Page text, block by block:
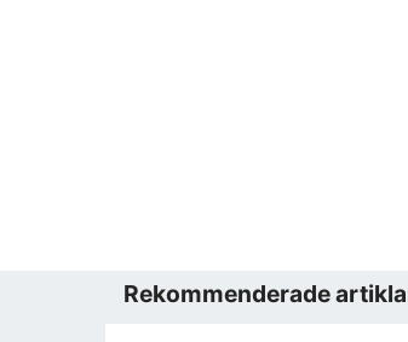
Rekommenderade